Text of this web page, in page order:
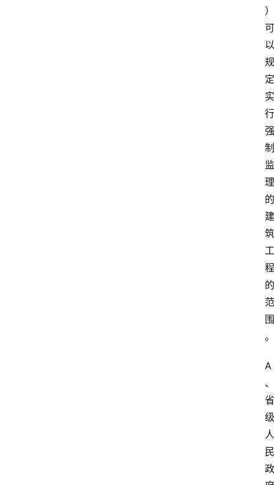
）
可
以
规
定
实
行
强
制
监
理
的
建
筑
工
程
的
范
围
。
A
、
省
级
人
民
政